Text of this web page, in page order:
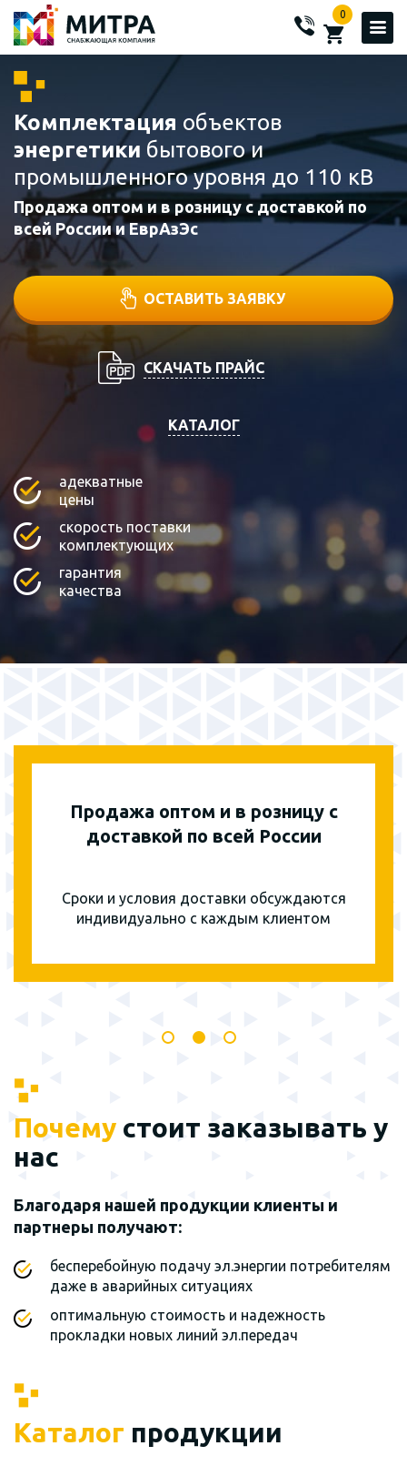
0
Комплектация объектов
энергетики бытового и
промышленного уровня до 110 кВ
Продажа оптом и в розницу с доставкой по
всей России и ЕврАзЭс
ОСТАВИТЬ ЗАЯВКУ
СКАЧАТЬ ПРАЙС
КАТАЛОГ
адекватные
цены
скорость поставки
комплектующих
гарантия
качества
Продажа оптом и в розницу с
доставкой по всей России
Сроки и условия доставки обсуждаются
индивидуально с каждым клиентом
Почему стоит заказывать у
нас
Благодаря нашей продукции клиенты и
партнеры получают:
бесперебойную подачу эл.энергии потребителям
даже в аварийных ситуациях
оптимальную стоимость и надежность
прокладки новых линий эл.передач
Каталог продукции